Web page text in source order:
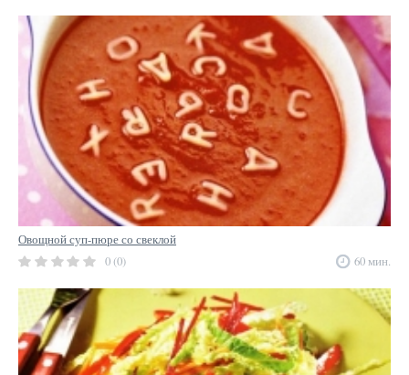
Овощной суп-пюре со свеклой
0 (0)
60 мин.